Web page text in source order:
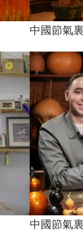
中國節氣
中國節氣